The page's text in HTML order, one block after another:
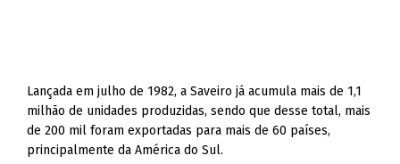
Lançada em julho de 1982, a Saveiro já acumula mais de 1,1
milhão de unidades produzidas, sendo que desse total, mais
de 200 mil foram exportadas para mais de 60 países,
principalmente da América do Sul.